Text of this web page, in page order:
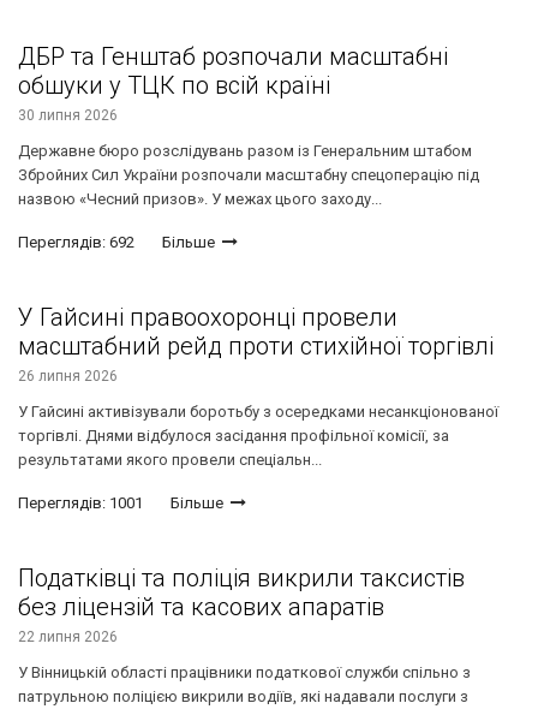
ДБР та Генштаб розпочали масштабні
обшуки у ТЦК по всій країні
30 липня 2026
Державне бюро розслідувань разом із Генеральним штабом
Збройних Сил України розпочали масштабну спецоперацію під
назвою «Чесний призов». У межах цього заходу...
Переглядів: 692 Більше
У Гайсині правоохоронці провели
масштабний рейд проти стихійної торгівлі
26 липня 2026
У Гайсині активізували боротьбу з осередками несанкціонованої
торгівлі. Днями відбулося засідання профільної комісії, за
результатами якого провели спеціальн...
Переглядів: 1001 Більше
Податківці та поліція викрили таксистів
без ліцензій та касових апаратів
22 липня 2026
У Вінницькій області працівники податкової служби спільно з
патрульною поліцією викрили водіїв, які надавали послуги з